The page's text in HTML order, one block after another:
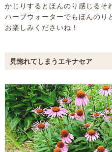
かじりするとほんのり感じるそ
ハーブウォーターでもほんのり
お楽しみくださいね！
見惚れてしまうエキナセア